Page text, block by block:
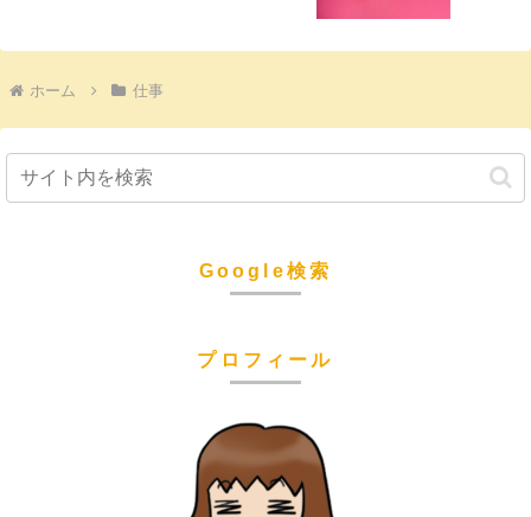
ホーム 仕事
Google検索
プロフィール